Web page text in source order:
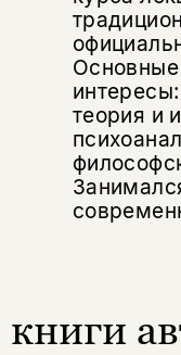
Основные
теория и
книги